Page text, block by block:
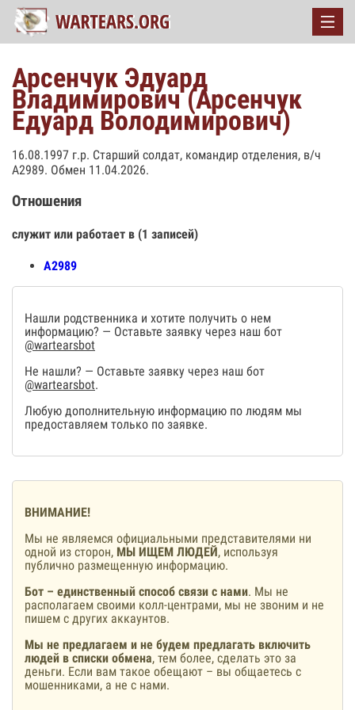
Арсенчук Эдуард
Владимирович (Арсенчук
Едуард Володимирович)
16.08.1997 г.р. Старший солдат, командир отделения, в/ч
А2989. Обмен 11.04.2026.
Отношения
служит или работает в (1 записей)
А2989
Нашли родственника и хотите получить о нем
информацию? — Оставьте заявку через наш бот
@wartearsbot
Не нашли? — Оставьте заявку через наш бот
@wartearsbot.
Любую дополнительную информацию по людям мы
предоставляем только по заявке.
ВНИМАНИЕ!
Мы не являемся официальными представителями ни
одной из сторон, МЫ ИЩЕМ ЛЮДЕЙ, используя
публично размещенную информацию.
Бот – единственный способ связи с нами. Мы не
располагаем своими колл-центрами, мы не звоним и не
пишем с других аккаунтов.
Мы не предлагаем и не будем предлагать включить
людей в списки обмена, тем более, сделать это за
деньги. Если вам такое обещают – вы общаетесь с
мошенниками, а не с нами.